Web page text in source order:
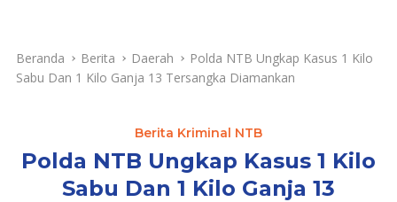
Beranda Berita Daerah
Polda NTB Ungkap Kasus 1 Kilo
Sabu Dan 1 Kilo Ganja 13 Tersangka Diamankan
Berita Kriminal NTB
Polda NTB Ungkap Kasus 1 Kilo
Sabu Dan 1 Kilo Ganja 13